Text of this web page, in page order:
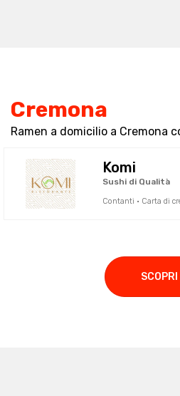
Cremona
Ramen a domicilio a Cremona
Komi
Sushi di Qualità
Contanti · Carta di
SCOPRI